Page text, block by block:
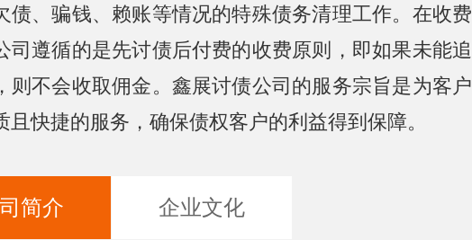
债、骗钱、赖账等情况的特殊债务清理工作。在收费
司遵循的是先讨债后付费的收费原则，即如果未能追
则不会收取佣金。鑫展讨债公司的服务宗旨是为客户
且快捷的服务，确保债权客户的利益得到保障。
简介 企业文化